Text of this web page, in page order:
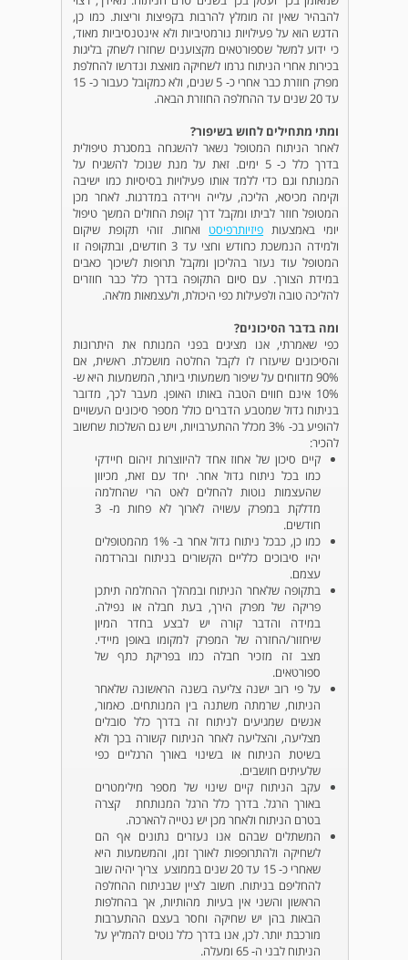
להבהיר שאין זה מומלץ להרבות בקפיצות וריצות. כמו כן,
הדגש הוא על פעילויות נורמטיביות ולא אינטנסיביות מאוד,
כי ידוע למשל שספורטאים מקצוענים שחזרו לשחק בליגות
בכירות אחרי הניתוח גרמו לשחיקה מואצת ונדרשו להחלפת
מפרק חוזרת כבר אחרי כ- 5 שנים, ולא כמקובל כעבור כ- 15
עד 20 שנים עד ההחלפה החוזרת הבאה.
ומתי מתחילים לחוש בשיפור?
לאחר הניתוח המטופל נשאר להשגחה במסגרת טיפולית
בדרך כלל כ- 5 ימים. זאת על מנת שנוכל להשגיח על
המנותח וגם כדי ללמד אותו פעילויות בסיסיות כמו ישיבה
וקימה מכיסא, הליכה, עלייה וירידה במדרגות. לאחר מכן
המטופל חוזר לביתו ומקבל דרך קופת החולים המשך טיפול
יומי באמצעות פיזיותרפיסט ואחות. זוהי תקופת שיקום
ולמידה הנמשכת כחודש וחצי עד 3 חודשים, ובתקופה זו
המטופל עוד נעזר בהליכון ומקבל תרופות לשיכוך כאבים
במידת הצורך. עם סיום התקופה בדרך כלל כבר חוזרים
להליכה טובה ולפעילות כפי היכולת, ולעצמאות מלאה.
ומה בדבר הסיכונים?
כפי שאמרתי, אנו מציגים בפני המנותח את היתרונות
והסיכונים שיעזרו לו לקבל החלטה מושכלת. ראשית, אם
90% מדווחים על שיפור משמעותי ביותר, המשמעות היא ש-
10% אינם חווים הטבה באותו האופן. מעבר לכך, מדובר
בניתוח גדול שמטבע הדברים כולל מספר סיכונים העשויים
להופיע בכ- 3% מכלל ההתערבויות, ויש גם השלכות שחשוב
להכיר:
קיים סיכון של אחוז אחד להיווצרות זיהום חיידקי
כמו בכל ניתוח גדול אחר. יחד עם זאת, מכיוון
שהעצמות נוטות להחלים לאט הרי שהחלמה
מדלקת במפרק עשויה לארוך לא פחות מ- 3
חודשים.
כמו כן, כבכל ניתוח גדול אחר ב- 1% מהמטופלים
יהיו סיבוכים כלליים הקשורים בניתוח ובהרדמה
עצמם.
בתקופה שלאחר הניתוח ובמהלך ההחלמה תיתכן
פריקה של מפרק הירך, בעת חבלה או נפילה.
במידה והדבר קורה יש לבצע בחדר המיון
שיחזור/החזרה של המפרק למקומו באופן מיידי.
מצב זה מזכיר חבלה כמו בפריקת כתף של
ספורטאים.
על פי רוב ישנה צליעה בשנה הראשונה שלאחר
הניתוח, שרמתה משתנה בין המנותחים. כאמור,
אנשים שמגיעים לניתוח זה בדרך כלל סובלים
מצליעה, והצליעה לאחר הניתוח קשורה בכך ולא
בשיטת הניתוח או בשינוי באורך הרגליים כפי
שלעיתים חושבים.
עקב הניתוח קיים שינוי של מספר מילימטרים
באורך הרגל. בדרך כלל הרגל המנותחת קצרה
בטרם הניתוח ולאחר מכן יש נטייה להארכה.
המשתלים שבהם אנו נעזרים נתונים אף הם
לשחיקה ולהתרופפות לאורך זמן, והמשמעות היא
שאחרי כ- 15 עד 20 שנים בממוצע צריך יהיה שוב
להחליפם בניתוח. חשוב לציין שבניתוח ההחלפה
הראשון והשני אין בעיות מהותיות, אך בהחלפות
הבאות בהן יש שחיקה וחסר בעצם ההתערבות
מורכבת יותר. לכן, אנו בדרך כלל נוטים להמליץ על
הניתוח לבני ה- 65 ומעלה.